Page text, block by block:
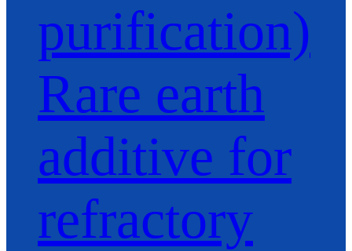
purification)
Rare earth
additive for
refractory